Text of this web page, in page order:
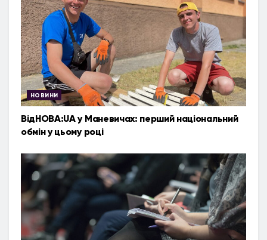
НОВИНИ
ВідНОВА:UA у Маневичах: перший національний
обмін у цьому році